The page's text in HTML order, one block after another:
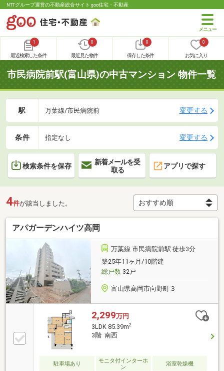
NTTグループ運営の不動産総合サイト goo住宅・不動産
1
最近検索した条件
0
最近見た物件
0
保存した条件
0
お気に入り
市民病院前駅(富山県)の中古マンション 物件一覧
駅 万葉線/市民病院前 変更する
条件 指定なし 変更する
検索条件を保存
新着メールを受
取る
アプリで探す
4件が該当しました。
アパガーデンハイツ高岡
万葉線 市民病院前駅 徒歩3分
築25年11ヶ月/10階建
総戸数32戸
富山県高岡市向野町３
2,299万円
3LDK 85.39m2
3階 南西
駐車場あり
モニタ付インターホ
ン
浴室乾燥機